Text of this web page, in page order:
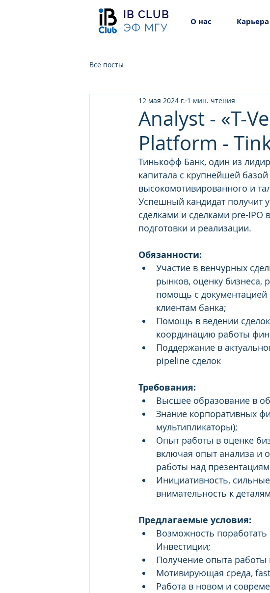
IB CLUB
ЭФ МГУ
О нас Карьера
Все посты
Analyst - «T-
Platform -
12 мая 2024 г. 1 мин. чтения
Тинькофф Банк, один из
капитала с крупнейшей
высокомотивированного и
Успешный кандидат получит
сделками и сделками pre-IPO
подготовки и реализации.
Обязанности:
Участие в венчурных
рынков, оценку бизнеса,
помощь с
клиентам банка;
Помощь в ведении
координацию работы
Поддержание в
pipeline сделок
Требования:
Высшее образование в
Знание корпоративных
мультипликаторы);
Опыт работы в оценке
включая опыт анализа и
работы над
Инициативность,
внимательность к деталям
Предлагаемые условия:
Возможность
Инвестиции;
Получение опыта работы
Мотивирующая среда,
Работа в новом и